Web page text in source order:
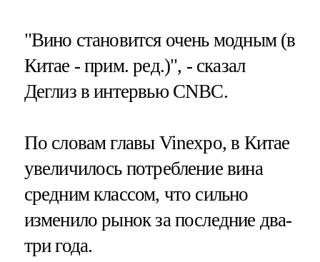
"Вино становится очень модным (в
Китае - прим. ред.)", - сказал
Деглиз в интервью CNBC.
По словам главы Vinexpo, в Китае
увеличилось потребление вина
средним классом, что сильно
изменило рынок за последние два-
три года.